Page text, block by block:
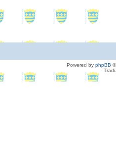
Powered by phpBB